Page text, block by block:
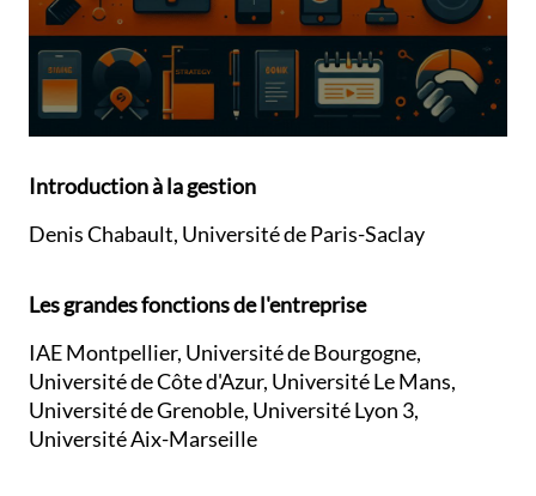
Introduction à la gestion
Denis Chabault, Université de Paris-Saclay
Les grandes fonctions de l'entreprise
IAE Montpellier, Université de Bourgogne,
Université de Côte d'Azur, Université Le Mans,
Université de Grenoble, Université Lyon 3,
Université Aix-Marseille